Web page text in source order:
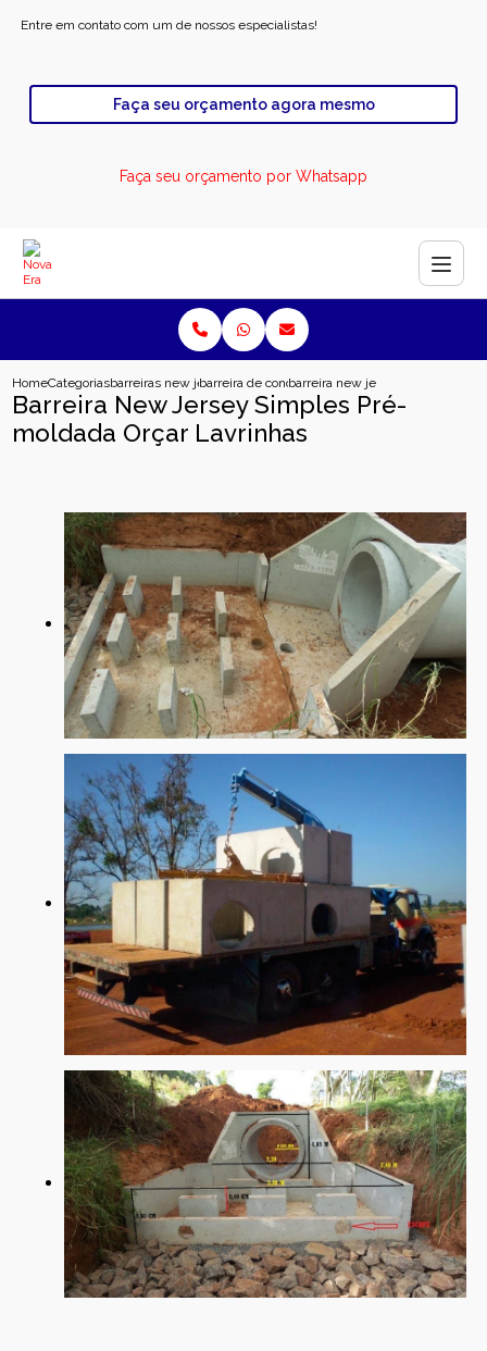
Entre em contato com um de nossos especialistas!
Faça seu orçamento agora mesmo
Faça seu orçamento por Whatsapp
HomeCategoriasbarreiras new jerseybarreira de concreto pre moldada
barreira new jersey simples pre
Barreira New Jersey Simples Pré-
moldada Orçar Lavrinhas